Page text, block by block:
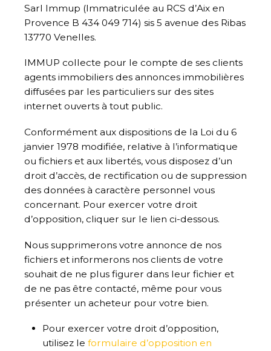
Sarl Immup (Immatriculée au RCS d’Aix en
Provence B 434 049 714) sis 5 avenue des Ribas
13770 Venelles.
IMMUP collecte pour le compte de ses clients
agents immobiliers des annonces immobilières
diffusées par les particuliers sur des sites
internet ouverts à tout public.
Conformément aux dispositions de la Loi du 6
janvier 1978 modifiée, relative à l’informatique
ou fichiers et aux libertés, vous disposez d’un
droit d’accès, de rectification ou de suppression
des données à caractère personnel vous
concernant. Pour exercer votre droit
d’opposition, cliquer sur le lien ci-dessous.
Nous supprimerons votre annonce de nos
fichiers et informerons nos clients de votre
souhait de ne plus figurer dans leur fichier et
de ne pas être contacté, même pour vous
présenter un acheteur pour votre bien.
Pour exercer votre droit d’opposition,
utilisez le formulaire d’opposition en